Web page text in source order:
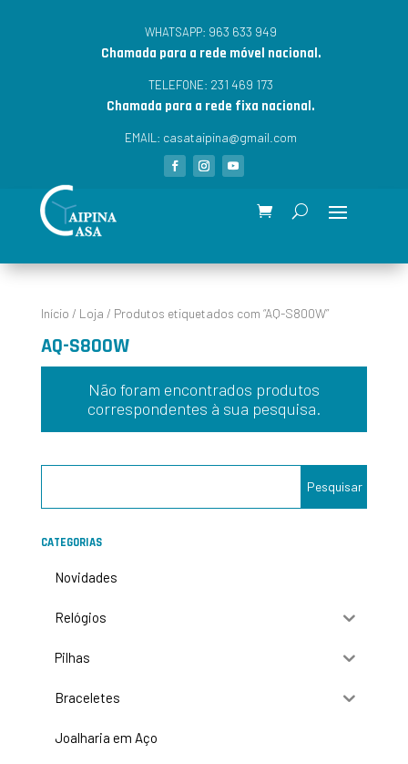
WHATSAPP: 963 633 949
Chamada para a rede móvel nacional.
TELEFONE: 231 469 173
Chamada para a rede fixa nacional.
EMAIL: casataipina@gmail.com
Início / Loja / Produtos etiquetados com “AQ-S800W”
AQ-S800W
Não foram encontrados produtos
correspondentes à sua pesquisa.
CATEGORIAS
Novidades
Relógios
Pilhas
Braceletes
Joalharia em Aço